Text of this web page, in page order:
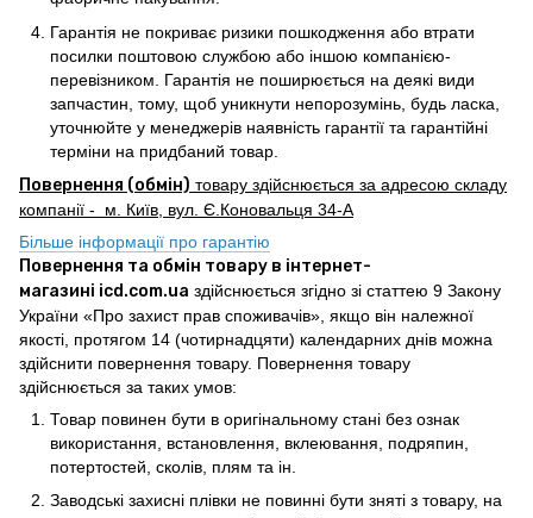
Гарантія не покриває ризики пошкодження або втрати
посилки поштовою службою або іншою компанією-
перевізником. Гарантія не поширюється на деякі види
запчастин, тому, щоб уникнути непорозумінь, будь ласка,
уточнюйте у менеджерів наявність гарантії та гарантійні
терміни на придбаний товар.
Повернення (обмін) товару здійснюється за адресою складу
компанії - м. Київ, вул. Є.Коновальця 34-А
Більше інформації про гарантію
Повернення та обмін товару в інтернет-
магазині icd.com.ua здійснюється згідно зі статтею 9 Закону
України «Про захист прав споживачів», якщо він належної
якості, протягом 14 (чотирнадцяти) календарних днів можна
здійснити повернення товару. Повернення товару
здійснюється за таких умов:
Товар повинен бути в оригінальному стані без ознак
використання, встановлення, вклеювання, подряпин,
потертостей, сколів, плям та ін.
Заводські захисні плівки не повинні бути зняті з товару, на